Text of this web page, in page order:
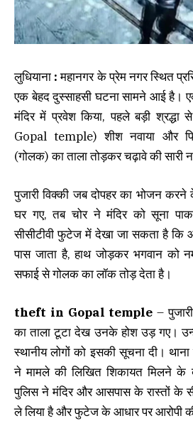
लुधियाना :महानगर के प्रेम नगर स्थित
एक बेहद दुस्साहसी घटना सामने आई है।
मंदिर में प्रवेश किया, पहले बड़ी
Gopal temple) शीश नवाया और
(गोलक) का ताला तोड़कर चढ़ावे की सारी
पुजारी विक्की जब दोपहर का भोजन
घर गए, तब चोर ने मंदिर को सूना
सीसीटीवी फुटेज में देखा जा सकता है कि
पास जाता है, हाथ जोड़कर भगवान को
सफाई से गोलक का लॉक तोड़ देता है।
theft in Gopal temple –
का ताला टूटा देख उनके होश उड़ गए।
स्थानीय लोगों को इसकी सूचना दी।
ने मामले की लिखित शिकायत मिलने
पुलिस ने मंदिर और आसपास के रास्तों के
ले लिया है और फुटेज के आधार पर आरोपी